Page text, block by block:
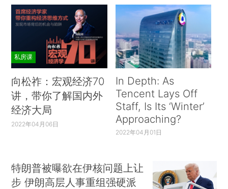
私房课
向松祚：宏观经济70
讲，带你了解国内外
经济大局
2022年04月06日
In Depth: As
Tencent Lays Off
Staff, Is Its ‘Winter’
Approaching?
2022年04月01日
特朗普被曝欲在伊核问题上让
步 伊朗高层人事重组强硬派